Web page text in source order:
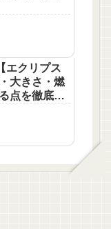
エクリプス
大きさ・燃
点を徹底比